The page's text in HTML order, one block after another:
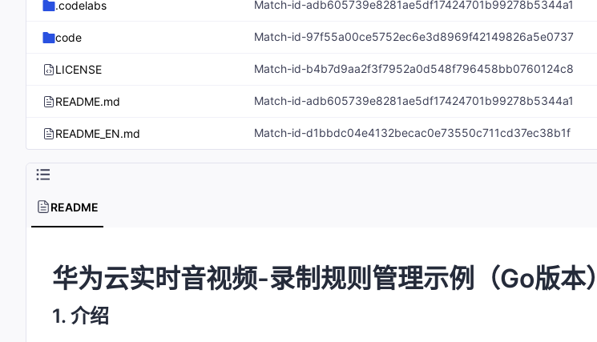
.codelabs Match-id-adb605739e8281ae5df17424701b99278b5344a1
code Match-id-97f55a00ce5752ec6e3d8969f42149826a5e0737
LICENSE Match-id-b4b7d9aa2f3f7952a0d548f796458bb0760124c8
README.md Match-id-adb605739e8281ae5df17424701b99278b5344a1
README_EN.md Match-id-d1bbdc04e4132becac0e73550c711cd37ec38b1f
README
华为云实时音视频-录制规则管理示例（Go版本）
1. 介绍